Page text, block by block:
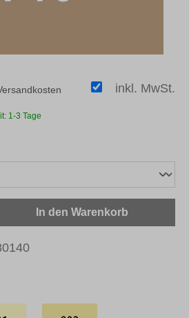
inkl. MwSt.
1-3 Tage
Gib den gewünschten
In den Warenkorb